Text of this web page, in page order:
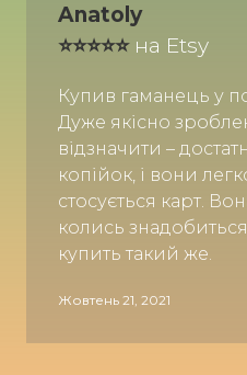
Anatoly
⭐️⭐️⭐️⭐️⭐️ на Etsy
Купив гаманець у
Дуже якісно
відзначити –
копійок, і вони
стосується карт.
колись
купить такий же.
Жовтень 21, 2021